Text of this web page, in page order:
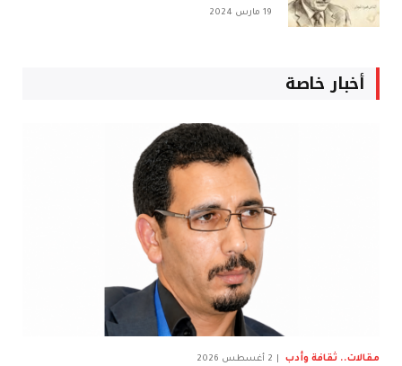
19 مارس 2024
أخبار خاصة
مقالات.. ثقافة وأدب 2 أغسطس 2026